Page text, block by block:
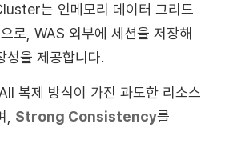
는 인메모리 데이터 그리드
로, WAS 외부에 세션을 저장해
성을 제공합니다.
복제 방식이 가진 과도한 리소스
, Strong Consistency를